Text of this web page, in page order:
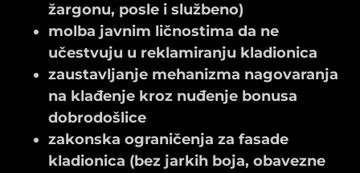
žargonu, posle i službeno)
molba javnim ličnostima da ne
učestvuju u reklamiranju kladionica
zaustavljanje mehanizma nagovaranja
na klađenje kroz nuđenje bonusa
dobrodošlice
zakonska ograničenja za fasade
kladionica (bez jarkih boja, obavezne